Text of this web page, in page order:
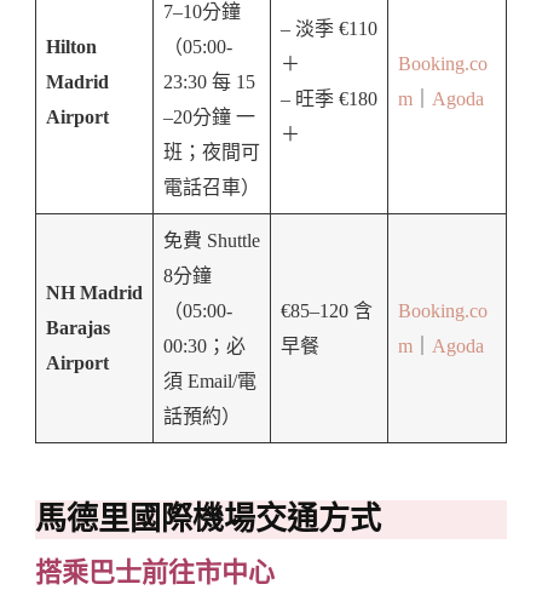
Hilton
Madrid
Airport
7–10分鐘
（05:00-
23:30 每 15
–20分鐘 一
班；夜間可
電話召車）
– 淡季 €110
＋
– 旺季 €180
＋
Booking.co
m｜ Agoda
NH Madrid
Barajas
Airport
免費 Shuttle
8分鐘
（05:00-
00:30；必
須 Email/電
話預約）
€85–120 含
早餐
Booking.co
m｜ Agoda
馬德里國際機場交通方式
搭乘巴士前往市中心